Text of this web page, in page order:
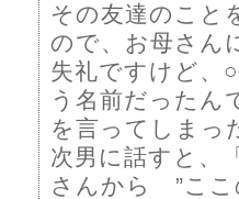
その友達のこ
ので、お母さ
失礼ですけど
う名前だった
を言ってしまっ
次男に話すと、
さんから ”こ